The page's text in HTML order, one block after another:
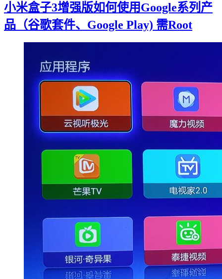
小米盒子3增强版如何使用Google系列产
品（谷歌套件、Google Play) 需Root